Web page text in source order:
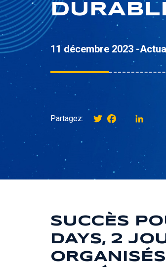
11 décembre 2023 -
Partagez: TwitterFacebookinstagram
SUCCÈS
DAYS, 2